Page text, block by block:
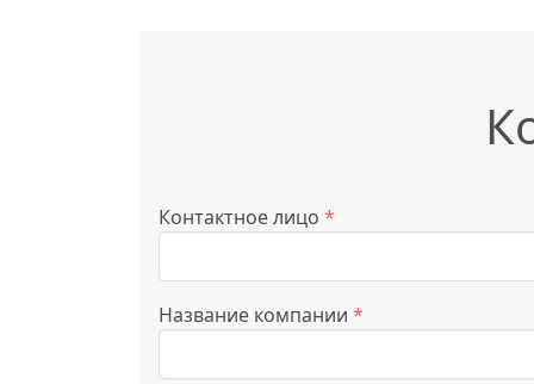
Контактное лицо *
Название компании *